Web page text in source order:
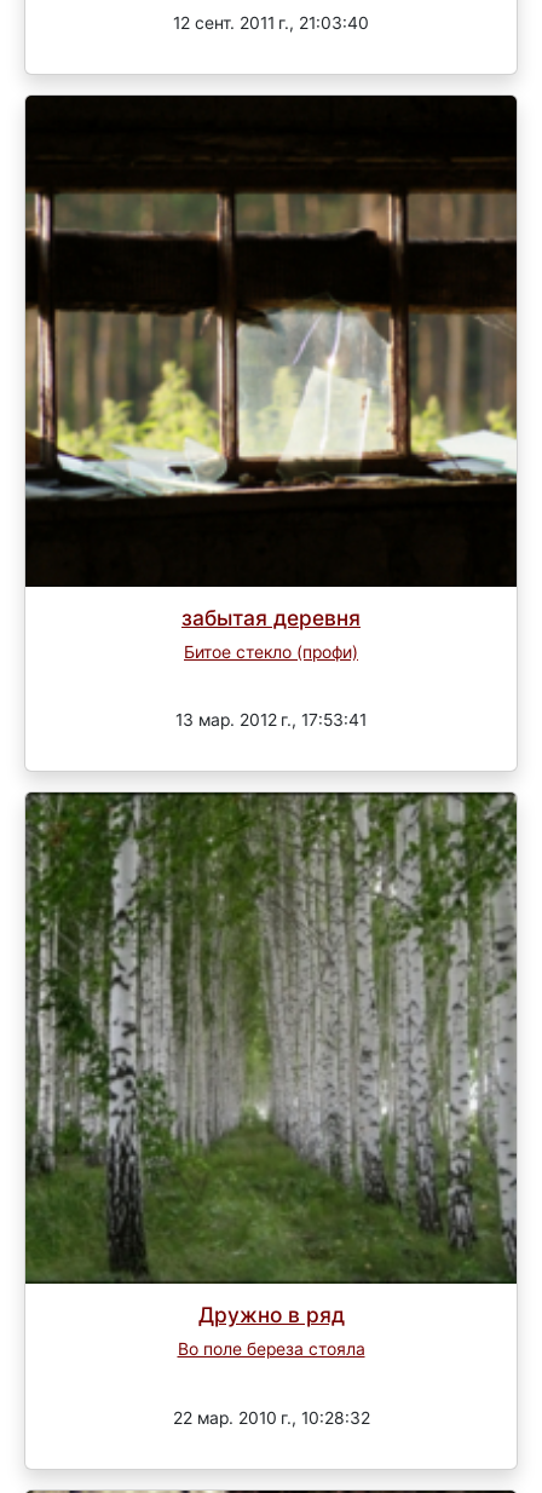
12 сент. 2011 г., 21:03:40
забытая деревня
Битое стекло (профи)
13 мар. 2012 г., 17:53:41
Дружно в ряд
Во поле береза стояла
22 мар. 2010 г., 10:28:32